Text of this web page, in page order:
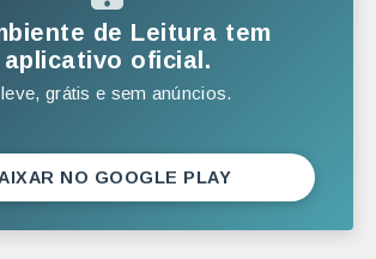
de Leitura tem
aplicativo oficial.
grátis e sem anúncios.
NO GOOGLE PLAY